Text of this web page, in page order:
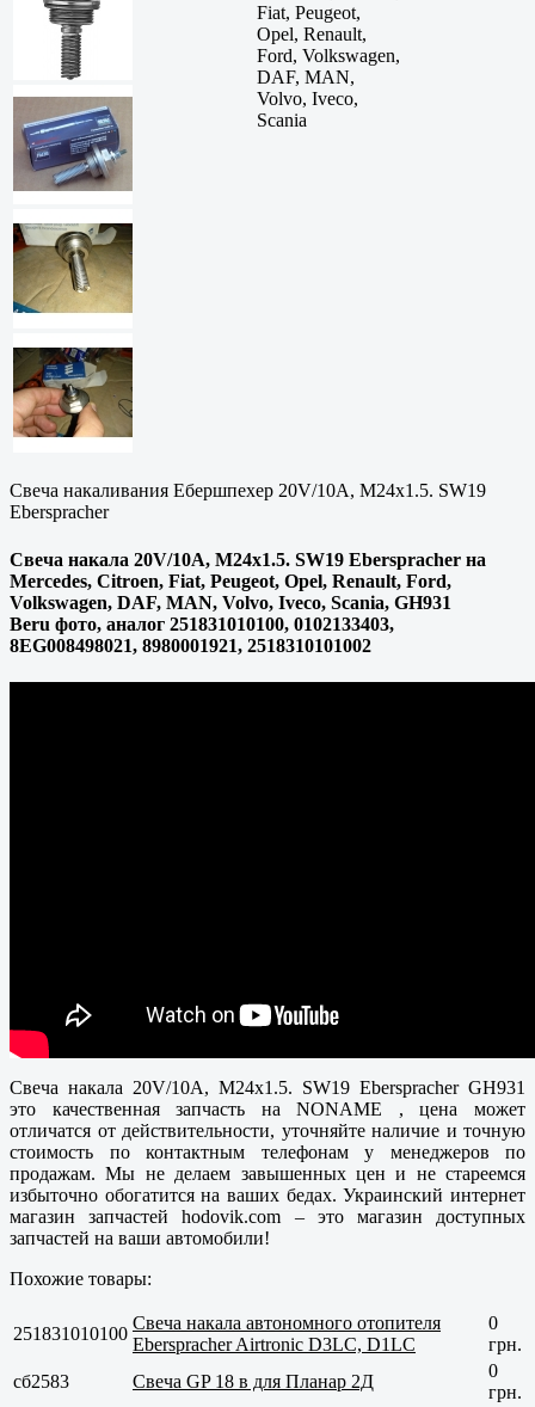
Fiat, Peugeot,
Opel, Renault,
Ford, Volkswagen,
DAF, MAN,
Volvo, Iveco,
Scania
Свеча накаливания Ебершпехер 20V/10A, M24x1.5. SW19
Eberspracher
Свеча накала 20V/10A, M24x1.5. SW19 Eberspracher на
Mercedes, Citroen, Fiat, Peugeot, Opel, Renault, Ford,
Volkswagen, DAF, MAN, Volvo, Iveco, Scania, GH931
Beru фото, аналог 251831010100, 0102133403,
8EG008498021, 8980001921, 2518310101002
Свеча накала 20V/10A, M24x1.5. SW19 Eberspracher GH931
это качественная запчасть на NONAME , цена может
отличатся от действительности, уточняйте наличие и точную
стоимость по контактным телефонам у менеджеров по
продажам. Мы не делаем завышенных цен и не стареемся
избыточно обогатится на ваших бедах. Украинский интернет
магазин запчастей hodovik.com – это магазин доступных
запчастей на ваши автомобили!
Похожие товары:
251831010100
Свеча накала автономного отопителя
Eberspracher Airtronic D3LC, D1LC
0
грн.
сб2583
Свеча GP 18 в для Планар 2Д
0
грн.